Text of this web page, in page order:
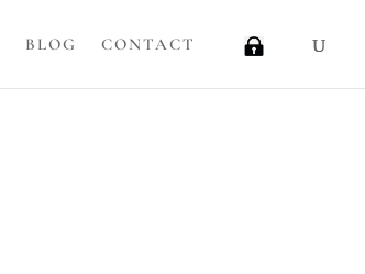
BLOG CONTACT